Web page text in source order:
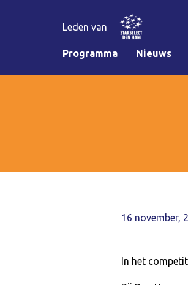
Leden van
Programma Nieuws
16 november,
In het